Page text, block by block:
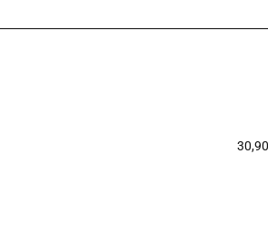
30,90